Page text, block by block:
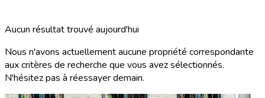
Aucun résultat trouvé aujourd'hui
Nous n'avons actuellement aucune propriété correspondante
aux critères de recherche que vous avez sélectionnés.
N'hésitez pas à réessayer demain.